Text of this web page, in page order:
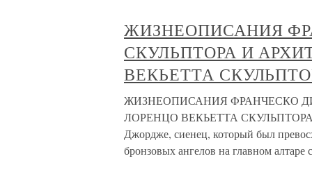
ЖИЗНЕОПИСАНИЯ
СКУЛЬПТОРА И
ВЕКЬЕТТА
ЖИЗНЕОПИСАНИЯ ФРАНЧЕСКО
ЛОРЕНЦО ВЕКЬЕТТА
Джордже, сиенец, который был
бронзовых ангелов на главном алтаре